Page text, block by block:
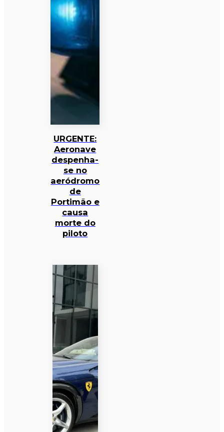
URGENTE:
Aeronave
despenha-
se no
aeródromo
de
Portimão e
causa
morte do
piloto